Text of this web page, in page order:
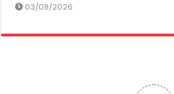
03/08/2026